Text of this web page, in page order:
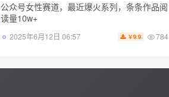
公众号女性赛道，最近爆火系列，条条作品阅
读量10w+
2025年6月12日 06:57 ￥9.9 784